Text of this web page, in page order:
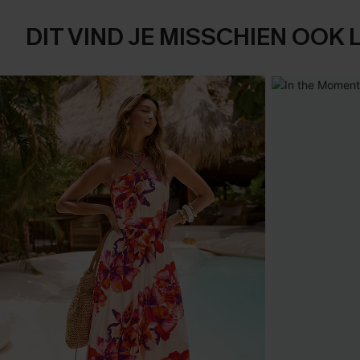
DIT VIND JE MISSCHIEN OOK